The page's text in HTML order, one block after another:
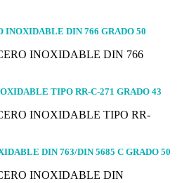
INOXIDABLE DIN 766 GRADO 50
TIPO RR-C-271 GRADO 43
DIN 763/DIN 5685 C GRADO 50